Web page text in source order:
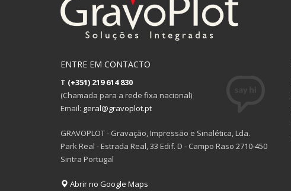
ENTRE EM CONTACTO
T (+351) 219 614 830
(Chamada para a rede fixa nacional)
Email: geral@gravoplot.pt
GRAVOPLOT - Gravação, Impressão e Sinalética, Lda.
Park Real - Estrada Real, 33 Edif. D - Campo Raso 2710-450
Sintra Portugal
Abrir no Google Maps